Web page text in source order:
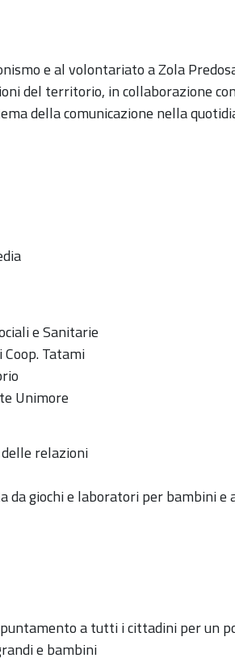
e al volontariato a Zola
del territorio, in collaborazione
della comunicazione nella
e Sanitarie
Tatami
Unimore
relazioni
da giochi e laboratori per bambini e
a tutti i cittadini per un
e bambini